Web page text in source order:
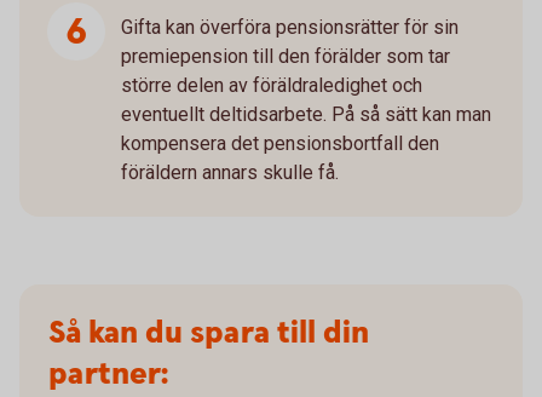
Gifta kan överföra pensionsrätter för sin
premiepension till den förälder som tar
större delen av föräldraledighet och
eventuellt deltidsarbete. På så sätt kan man
kompensera det pensionsbortfall den
föräldern annars skulle få.
Så kan du spara till din
partner: